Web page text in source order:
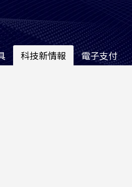
科技新情報 電子支付